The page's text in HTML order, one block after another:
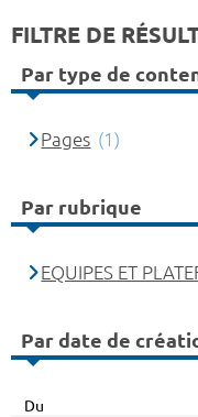
FILTRE DE
Par type de
Pages (1)
Par rubrique
EQUIPES ET
Par date de
Du